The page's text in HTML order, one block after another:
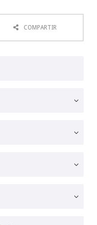
COMPARTIR